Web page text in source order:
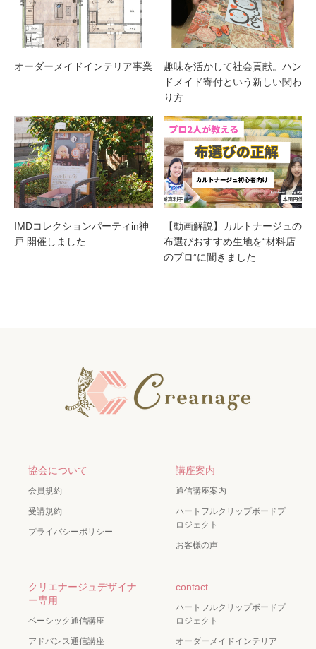
オーダーメイドインテリア事業
趣味を活かして社会貢献。ハン
ドメイド寄付という新しい関わ
り方
IMDコレクションパーティin神
戸 開催しました
【動画解説】カルトナージュの
布選びおすすめ生地を“材料店
のプロ”に聞きました
協会について
会員規約
受講規約
プライバシーポリシー
講座案内
通信講座案内
ハートフルクリップボードプ
ロジェクト
お客様の声
クリエナージュデザイナ
ー専用
ベーシック通信講座
アドバンス通信講座
contact
ハートフルクリップボードプ
ロジェクト
オーダーメイドインテリア